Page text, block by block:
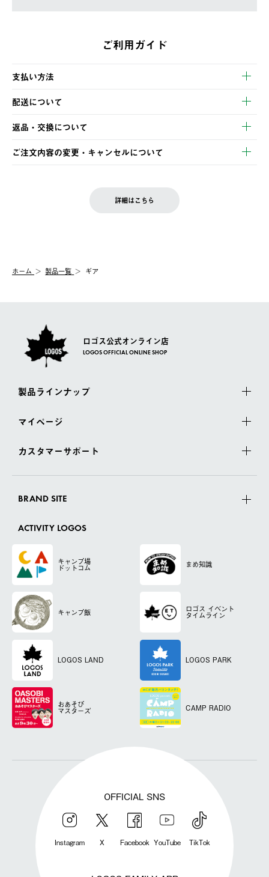
ご利用ガイド
支払い方法
以下のいずれかの方法でお支払いいただけます。
・クレジットカード決済
・コンビニ決済
・Pay-easy決済
配送について
【発送スケジュール】
ご注文・ご入金完了より2営業日以内に商品を発送いたします。
土日祝の発送はございませんので、木曜日以降のご注文は週明け
の発送となる場合がございます。
【配送業者】
佐川急便にて配送されます。
返品・交換について
※お客様都合の場合
お客様都合の返品にかかる送料は、お客様ご負担とさせていただ
一度お手元の商品を返品いただき、ご希望商品を再注文してくだ
ご注文内容の変更・キャンセルについて
LOGOS FAMILY会員の方は、会員マイページ内 購入履歴画面に
詳細はこちら
ホーム 製品一覧 ギア
ロゴス公式オンライン店
LOGOS OFFICIAL ONLINE SHOP
製品ラインナップ
マイページ
カスタマーサポート
BRAND SITE
ACTIVITY LOGOS
キャンプ場
ドットコム まめ知識
キャンプ飯 ロゴス イベント
タイムライン
LOGOS LAND LOGOS PARK
おあそび
マスターズ CAMP RADIO
OFFICIAL SNS
Instagram X Facebook YouTube TikTok